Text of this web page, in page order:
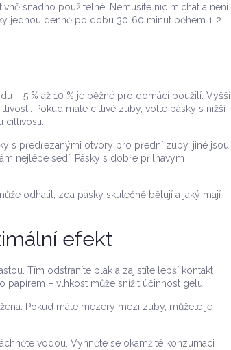
snadno použitelné. Nemusíte nic míchat a není
jednou denně po dobu 30‑60 minut během 1‑2
– 5 % až 10 % je běžné pro domácí použití. Vyšší
Pokud máte citlivé zuby, volte pásky s nižší
citlivosti.
s předřezanými otvory pro přední zuby, jiné jsou
nejlépe sedí. Pásky s dobře přilnavým
odhalit, zda pásky skutečně bělují a jaký mají
efekt
Tím odstraníte plak a zajistíte lepší kontakt
– vlhkost může snížit účinnost gelu.
Pokud máte mezery mezi zuby, můžete je
vodou. Vyhněte se okamžité konzumaci